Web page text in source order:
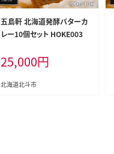
五島軒 北海道発酵バターカ
レー10個セット HOKE003
25,000円
北海道北斗市